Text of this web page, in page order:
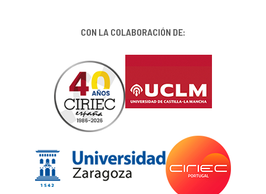
CON LA COLABORACIÓN DE: